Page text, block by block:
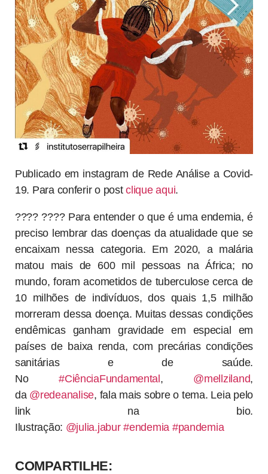
Publicado em instagram de Rede Análise a Covid-
19. Para conferir o postclique aqui.
???? ???? Para entender o que é uma endemia, é
preciso lembrar das doenças da atualidade que se
encaixam nessa categoria. Em 2020, a malária
matou mais de 600 mil pessoas na África; no
mundo, foram acometidos de tuberculose cerca de
10 milhões de indivíduos, dos quais 1,5 milhão
morreram dessa doença. Muitas dessas condições
endêmicas ganham gravidade em especial em
países de baixa renda, com precárias condições
sanitárias e de saúde.
No#CiênciaFundamental, @mellziland,
da @redeanalise, fala mais sobre o tema. Leia pelo
link na bio.
Ilustração: @julia.jabur #endemia #pandemia
COMPARTILHE: